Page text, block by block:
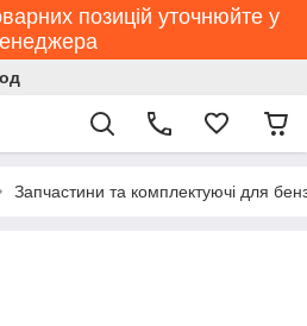
позицій уточнюйте у
Запчастини та комплектуючі для